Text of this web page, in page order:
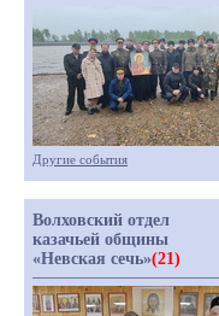
Другие события
Волховский отдел
казачьей общины
«Невская сечь»(21)